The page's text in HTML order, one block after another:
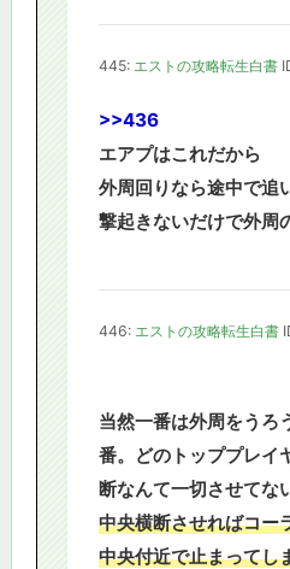
445: エストの攻略転生白書
>>436
エアプはこれだから
外周回りなら途中で追
撃起きないだけで外周
446: エストの攻略転生白書
当然一番は外周をうろ
番。どのトッププレイ
断なんて一切させてな
中央横断させればコー
中央付近で止まってし